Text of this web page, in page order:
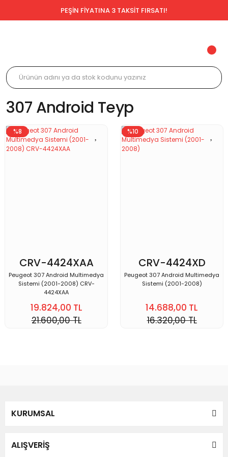
PEŞİN FİYATINA 3 TAKSİT FIRSATI!
307 Android Teyp
%8
CRV-4424XAA
Peugeot 307 Android Multimedya
Sistemi (2001-2008) CRV-
4424XAA
19.824,00 TL
21.600,00 TL
%10
CRV-4424XD
Peugeot 307 Android Multimedya
Sistemi (2001-2008)
14.688,00 TL
16.320,00 TL
KURUMSAL
ALIŞVERİŞ